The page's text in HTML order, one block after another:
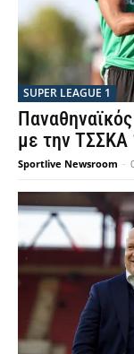
SUPER LEAGUE 1
με την ΤΣΣΚΑ
Sportlive Newsroom -